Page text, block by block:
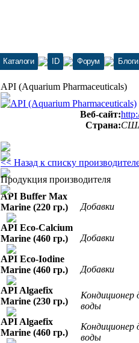
Каталоги ID Форум Блоги
API (Aquarium Pharmaceuticals)
Веб-сайт:
Страна:
<< Назад к списку
Продукция производителя
API Buffer Max
Marine (220 гр.)
Добавки
API Eco-Calcium
Marine (460 гр.)
Добавки
API Eco-Iodine
Marine (460 гр.)
Добавки
API Algaefix
Marine (230 гр.)
Кондиционер
воды
API Algaefix
Marine (460 гр.)
Кондиционер
воды